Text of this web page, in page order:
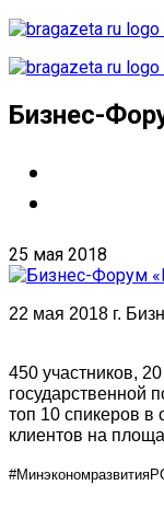
Бизнес-
25 мая 2018
22 мая 2018 г.
450 участников,
государственной
топ 10 спикеров в
клиентов на